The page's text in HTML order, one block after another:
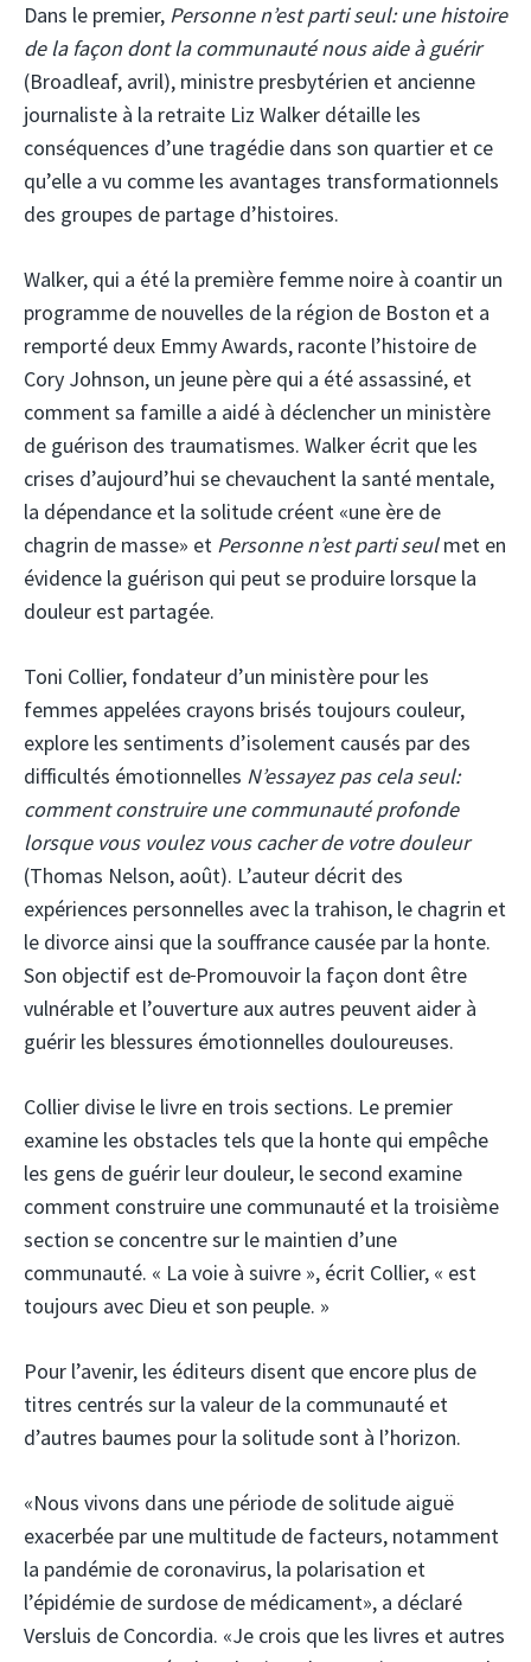
Dans le premier, Personne n’est parti seul: une histoire
de la façon dont la communauté nous aide à guérir
(Broadleaf, avril), ministre presbytérien et ancienne
journaliste à la retraite Liz Walker détaille les
conséquences d’une tragédie dans son quartier et ce
qu’elle a vu comme les avantages transformationnels
des groupes de partage d’histoires.
Walker, qui a été la première femme noire à coantir un
programme de nouvelles de la région de Boston et a
remporté deux Emmy Awards, raconte l’histoire de
Cory Johnson, un jeune père qui a été assassiné, et
comment sa famille a aidé à déclencher un ministère
de guérison des traumatismes. Walker écrit que les
crises d’aujourd’hui se chevauchent la santé mentale,
la dépendance et la solitude créent «une ère de
chagrin de masse» et Personne n’est parti seulmet en
évidence la guérison qui peut se produire lorsque la
douleur est partagée.
Toni Collier, fondateur d’un ministère pour les
femmes appelées crayons brisés toujours couleur,
explore les sentiments d’isolement causés par des
difficultés émotionnelles N’essayez pas cela seul:
comment construire une communauté profonde
lorsque vous voulez vous cacher de votre douleur
(Thomas Nelson, août). L’auteur décrit des
expériences personnelles avec la trahison, le chagrin et
le divorce ainsi que la souffrance causée par la honte.
Son objectif est de Promouvoir la façon dont être
vulnérable et l’ouverture aux autres peuvent aider à
guérir les blessures émotionnelles douloureuses.
Collier divise le livre en trois sections. Le premier
examine les obstacles tels que la honte qui empêche
les gens de guérir leur douleur, le second examine
comment construire une communauté et la troisième
section se concentre sur le maintien d’une
communauté. « La voie à suivre », écrit Collier, « est
toujours avec Dieu et son peuple. »
Pour l’avenir, les éditeurs disent que encore plus de
titres centrés sur la valeur de la communauté et
d’autres baumes pour la solitude sont à l’horizon.
«Nous vivons dans une période de solitude aiguë
exacerbée par une multitude de facteurs, notamment
la pandémie de coronavirus, la polarisation et
l’épidémie de surdose de médicament», a déclaré
Versluis de Concordia. «Je crois que les livres et autres